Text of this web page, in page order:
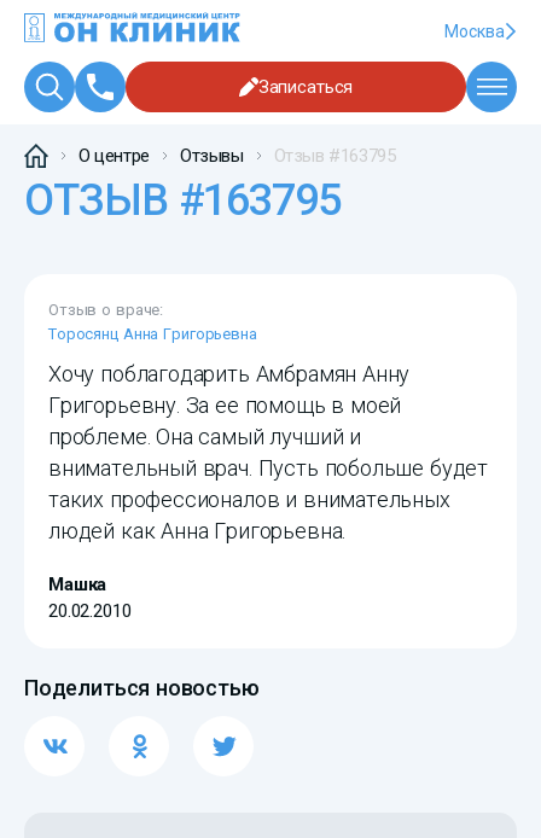
Москва
Записаться
О центре Отзывы Отзыв #163795
ОТЗЫВ #163795
Отзыв о враче:
Торосянц Анна Григорьевна
Хочу поблагодарить Амбрамян Анну
Григорьевну. За ее помощь в моей
проблеме. Она самый лучший и
внимательный врач. Пусть побольше будет
таких профессионалов и внимательных
людей как Анна Григорьевна.
Машка
20.02.2010
Поделиться новостью